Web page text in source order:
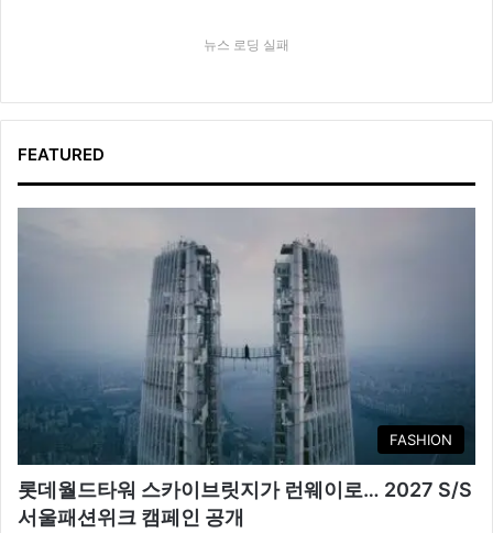
뉴스 로딩 실패
FEATURED
FASHION
롯데월드타워 스카이브릿지가 런웨이로… 2027 S/S
서울패션위크 캠페인 공개